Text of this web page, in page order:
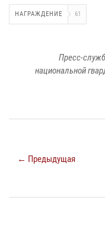
НАГРАЖДЕНИЕ 61
Пресс-
национальной
← Предыдущая